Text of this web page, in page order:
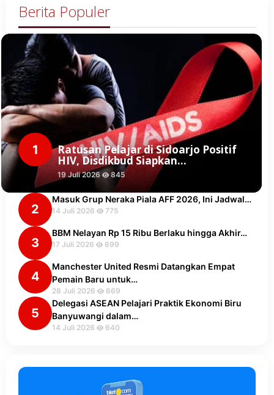
Berita Populer
1 Ratusan Pelajar di Sidoarjo Positif
HIV, Disdikbud Siapkan…
19 Juli 2026 845
2
Masuk Grup Neraka Piala AFF 2026, Ini Jadwal…
14 Juli 2026 775
3
BBM Nelayan Rp 15 Ribu Berlaku hingga Akhir…
17 Juli 2026 699
4
Manchester United Resmi Datangkan Empat
Pemain Baru untuk…
28 Juli 2026 669
5
Delegasi ASEAN Pelajari Praktik Ekonomi Biru
Banyuwangi dalam…
14 Juli 2026 640